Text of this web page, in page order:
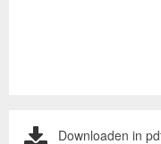
Downloaden in